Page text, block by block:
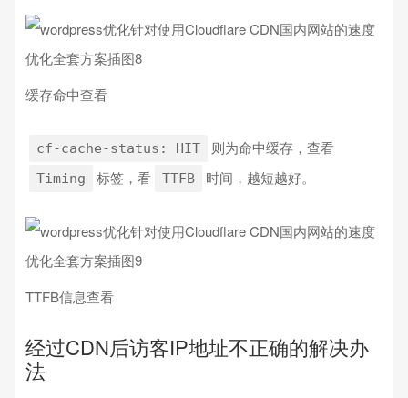
缓存命中查看
cf-cache-status: HIT 则为命中缓存，查看
Timing 标签，看 TTFB 时间，越短越好。
TTFB信息查看
经过CDN后访客IP地址不正确的解决办
法